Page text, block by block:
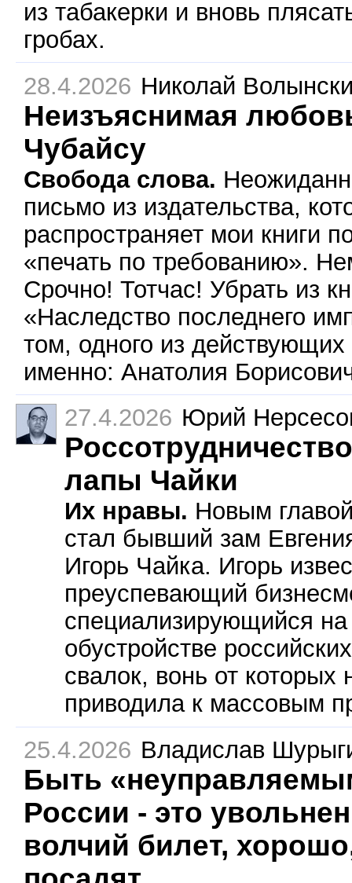
из табакерки и вновь
гробах.
28.4.2026 Николай
Неизъяснимая
Чубайсу
Свобода слова.
письмо из издательства,
распространяет мои книги
«печать по требованию».
Срочно! Тотчас! Убрать из
«Наследство последнего
том, одного из
именно: Анатолия
27.4.2026 Юрий
лапы Чайки
Их нравы. Новым
стал бывший зам
Игорь Чайка. Игорь
преуспевающий
специализирующийся на
обустройстве
свалок, вонь от которых
приводила к массовым
25.4.2026 Владислав
Быть
России - это
волчий билет,